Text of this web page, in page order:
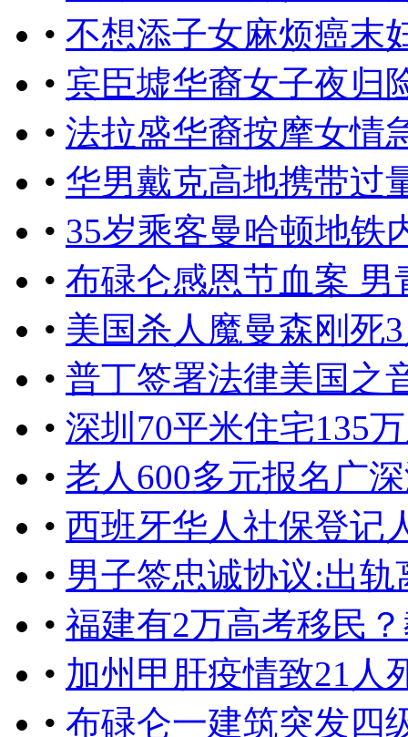
• 不想添子女麻烦癌末
• 宾臣墟华裔女子夜归
• 法拉盛华裔按摩女情
• 华男戴克高地携带过
• 35岁乘客曼哈顿地铁
• 布碌仑感恩节血案 男
• 美国杀人魔曼森刚死
• 普丁签署法律美国之
• 深圳70平米住宅135
• 老人600多元报名广
• 西班牙华人社保登记
• 男子签忠诚协议:出
• 福建有2万高考移民
• 加州甲肝疫情致21人
• 布碌仑一建筑突发四